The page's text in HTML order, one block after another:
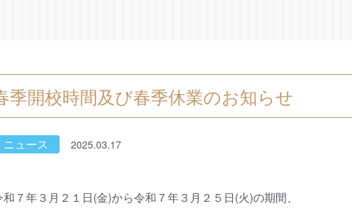
季開校時間及び春季休業のお知らせ
ニュース 2025.03.17
和７年３月２１日(金)から令和７年３月２５日(火)の期間、